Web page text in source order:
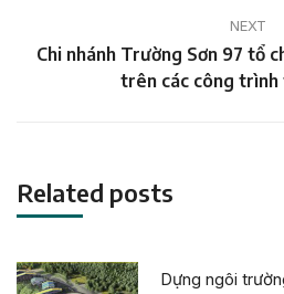
NEXT
Next
Chi nhánh Trường Sơn 97 tổ
trên các công
Related posts
Dựng ngôi